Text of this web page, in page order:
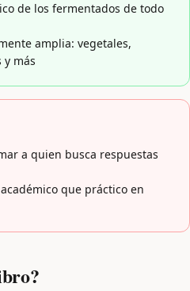
de los fermentados de todo
amplia: vegetales,
y más
a quien busca respuestas
que práctico en